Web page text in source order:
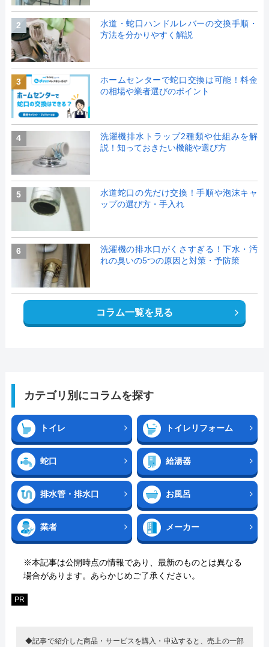
2
水道・蛇口ハンドルレバーの交換手順・
方法を分かりやすく解説
3
ホームセンターで蛇口交換は可能！料金
の相場や業者選びのポイント
4
洗濯機排水トラップ2種類や仕組みを解
説！知っておきたい機能や選び方
5
水道蛇口の先だけ交換！手順や泡沫キャ
ップの選び方・手入れ
6
洗濯機の排水口がくさすぎる！下水・汚
れの臭いの5つの原因と対策・予防策
コラム一覧を見る
カテゴリ別にコラムを探す
トイレ トイレリフォーム
蛇口 給湯器
排水管・排水口 お風呂
業者 メーカー
※本記事は公開時点の情報であり、最新のものとは異なる
場合があります。あらかじめご了承ください。
PR
◆記事で紹介した商品・サービスを購入・申込すると、売上の一部